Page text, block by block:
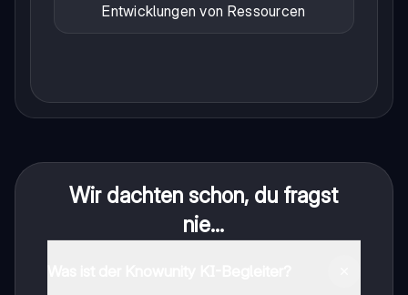
Entwicklungen von Ressourcen
Wir dachten schon, du fragst
nie...